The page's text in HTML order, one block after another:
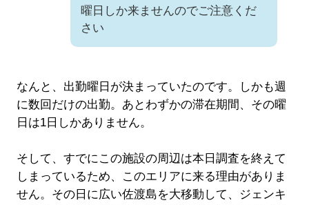
曜日しか来ませんのでご注意くだ
さい
なんと、出勤曜日が決まっていたのです。しかも週
に数回だけの出勤。あとわずかの滞在期間、その曜
日は1日しかありません。
そして、すでにこの施設の周辺は本日調査を終えて
しまっているため、このエリアに来る理由がありま
せん。その日に広い佐渡島を大移動して、ジェンキ